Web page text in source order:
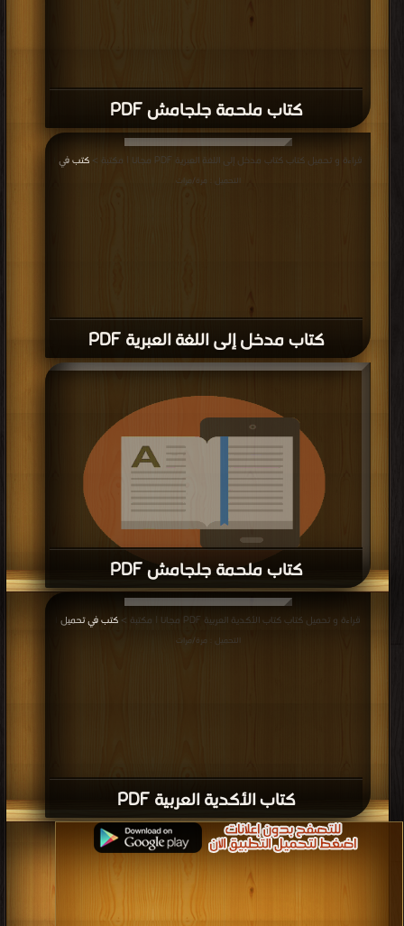
كتاب ملحمة جلجامش PDF
كتاب مدخل إلى اللغة العبرية PDF
قراءة و تحميل كتاب كتاب مدخل إلى اللغة العبرية PDF مجانا | مكتبة > كتب في
التحميل : مرة/مرات
كتاب ملحمة جلجامش PDF
قراءة و تحميل كتاب كتاب ملحمة جلجامش PDF مجانا | مكتبة >
| التحميل :
مرة/مرات
كتاب الأكدية العربية PDF
قراءة و تحميل كتاب كتاب الأكدية العربية PDF مجانا | مكتبة > كتب في تحميل
التحميل : مرة/مرات